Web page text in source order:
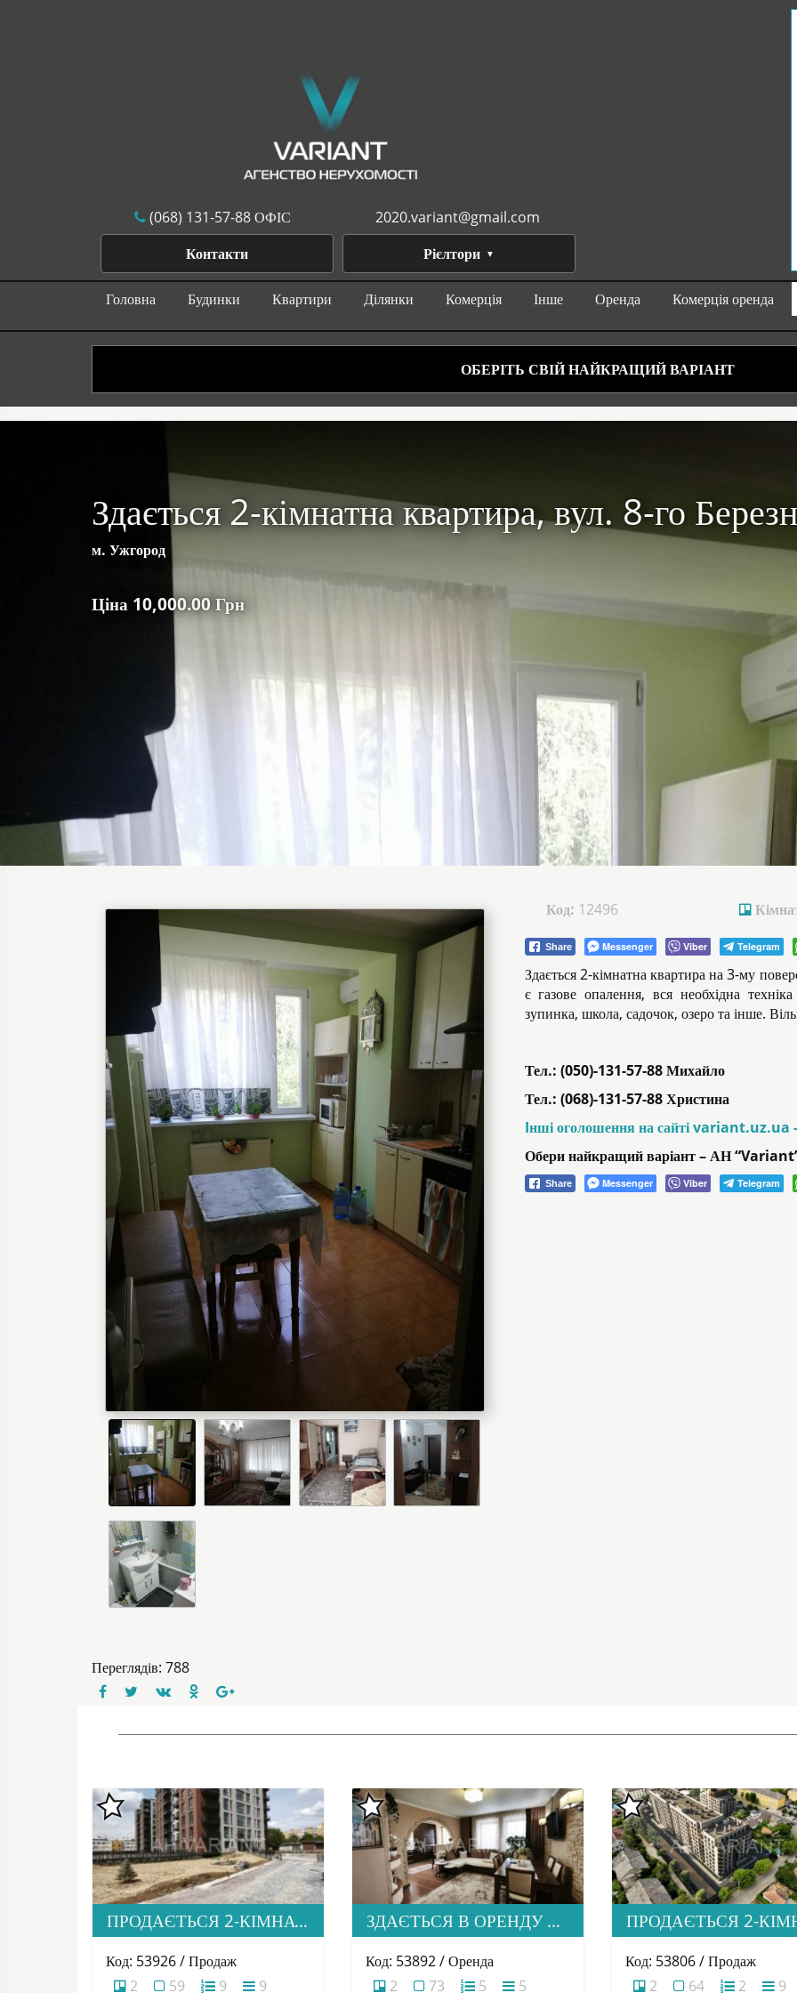
(068) 131-57-88 ОФІС
2020.variant@gmail.com
Контакти
Рієлтори
Головна Будинки Квартири Ділянки Комерція Інше Оренда Комерція оренда
ОБЕРІТЬ СВІЙ НАЙКРАЩИЙ ВАРІАНТ
Здається 2-кімнатна квартира, вул. 8-го
м. Ужгород
Ціна 10,000.00 Грн
Код: 12496
Share Messenger Viber Telegram
Здається 2-кімнатна квартира на 3-му
є газове опалення, вся необхідна
зупинка, школа, садочок, озеро та інше.
Тел.: (050)-131-57-88 Михайло
Тел.: (068)-131-57-88 Христина
Iнші оголошення на сайті variant.uz.ua
Обери найкращий варіант – АН
Share Messenger Viber Telegram
Переглядів: 788
ПРОДАЄТЬСЯ 2-КІМНАТНА КВАРТИРА В М. УЖГОРОД, ВУЛ. ТЛЕХАСА 19, ЖК “WEST TOWERS”
Код: 53926 / Продаж
2
59 9 9
ЗДАЄТЬСЯ В ОРЕНДУ СІМЕЙНА ДВОРІВНЕВА КВАРТИРА В М. УЖГОРОД
Код: 53892 / Оренда
2
73 5 5
Код: 53806 / Продаж
2
64 2 9